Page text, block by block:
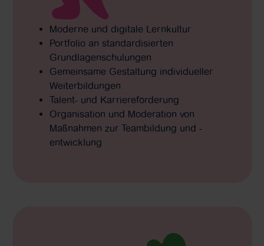
Moderne und digitale Lernkultur
Portfolio an standardisierten
Grundlagenschulungen
Gemeinsame Gestaltung individueller
Weiterbildungen
Talent- und Karriereförderung
Organisation und Moderation von
Maßnahmen zur Teambildung und -
entwicklung